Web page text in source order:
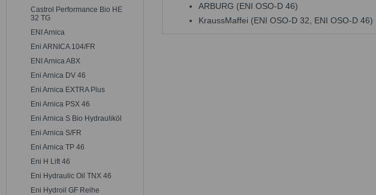
Castrol Performance Bio HE
32 TG
ENI Arnica
Eni ARNICA 104/FR
ENI Arnica ABX
Eni Arnica DV 46
Eni Arnica EXTRA Plus
Eni Arnica PSX 46
Eni Arnica S Bio Hydrauliköl
Eni Arnica S/FR
Eni Arnica TP 46
Eni H Lift 46
Eni Hydraulic Oil TNX 46
Eni Hydroil GF Reihe
ARBURG (ENI OSO-D 46)
KraussMaffei (ENI OSO-D 32, ENI OSO-D 46)